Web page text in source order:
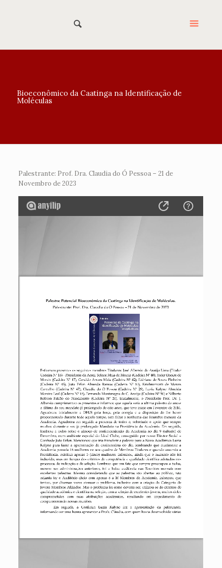
Bioeconômico da Caatinga na Identificação de
Moléculas
Palestrante: Prof. Dra. Claudia do Ó Pessoa – 21 de
Novembro de 2023